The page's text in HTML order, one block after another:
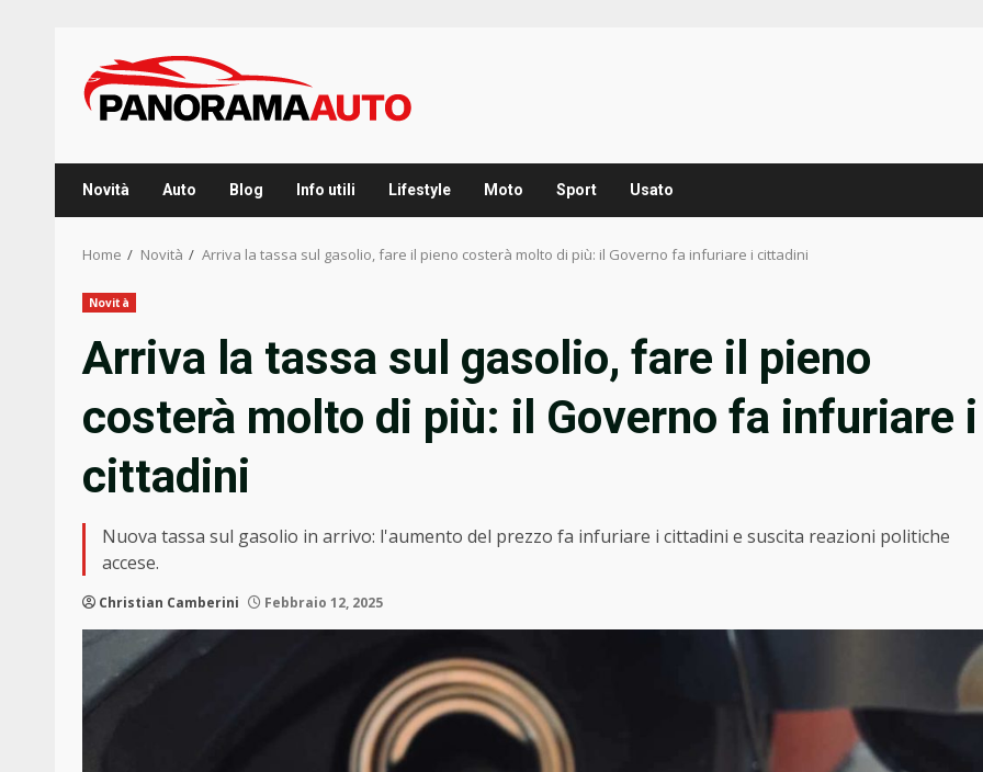
content
Novità Auto Blog Info utili Lifestyle Moto Sport Usato
Home Novità Arriva la tassa sul gasolio, fare il pieno costerà molto di più: il Governo fa infuriare i cittadini
Novità
Arriva la tassa sul gasolio, fare il pieno
costerà molto di più: il Governo fa infuriare i
cittadini
Nuova tassa sul gasolio in arrivo: l'aumento del prezzo fa infuriare i cittadini e suscita reazioni politiche
accese.
Christian Camberini Febbraio 12, 2025